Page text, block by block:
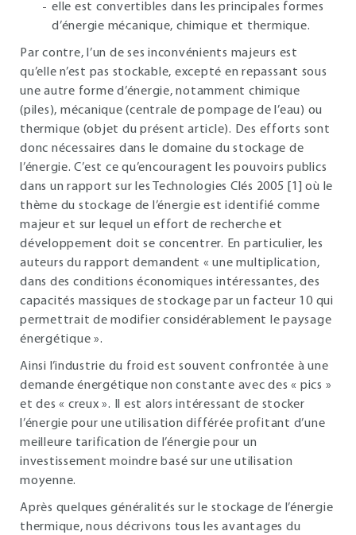
elle est convertibles dans les principales formes
d’énergie mécanique, chimique et thermique.
Par contre, l’un de ses inconvénients majeurs est
qu’elle n’est pas stockable, excepté en repassant sous
une autre forme d’énergie, notamment chimique
(piles), mécanique (centrale de pompage de l’eau) ou
thermique (objet du présent article). Des efforts sont
donc nécessaires dans le domaine du stockage de
l’énergie. C’est ce qu’encouragent les pouvoirs publics
dans un rapport sur les Technologies Clés 2005 [1] où le
thème du stockage de l’énergie est identifié comme
majeur et sur lequel un effort de recherche et
développement doit se concentrer. En particulier, les
auteurs du rapport demandent « une multiplication,
dans des conditions économiques intéressantes, des
capacités massiques de stockage par un facteur 10 qui
permettrait de modifier considérablement le paysage
énergétique ».
Ainsi l’industrie du froid est souvent confrontée à une
demande énergétique non constante avec des « pics »
et des « creux ». Il est alors intéressant de stocker
l’énergie pour une utilisation différée profitant d’une
meilleure tarification de l’énergie pour un
investissement moindre basé sur une utilisation
moyenne.
Après quelques généralités sur le stockage de l’énergie
thermique, nous décrivons tous les avantages du